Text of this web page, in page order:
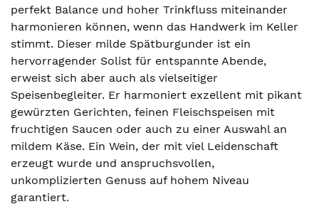
perfekt Balance und hoher Trinkfluss miteinander
harmonieren können, wenn das Handwerk im Keller
stimmt. Dieser milde Spätburgunder ist ein
hervorragender Solist für entspannte Abende,
erweist sich aber auch als vielseitiger
Speisenbegleiter. Er harmoniert exzellent mit pikant
gewürzten Gerichten, feinen Fleischspeisen mit
fruchtigen Saucen oder auch zu einer Auswahl an
mildem Käse. Ein Wein, der mit viel Leidenschaft
erzeugt wurde und anspruchsvollen,
unkomplizierten Genuss auf hohem Niveau
garantiert.